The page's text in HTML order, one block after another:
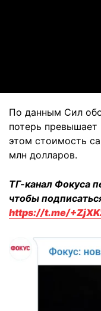
По данным Сил
потерь
этом стоимость
млн долларов.
ТГ-канал Фокуса
чтобы
https://t.me/